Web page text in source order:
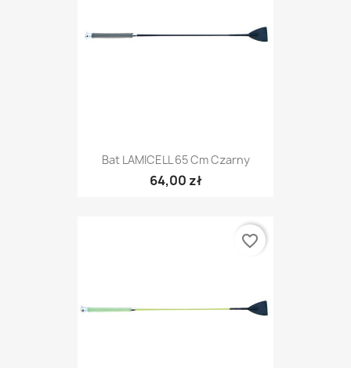
Bat LAMICELL 65 Cm Czarny
64,00 zł
favorite_border